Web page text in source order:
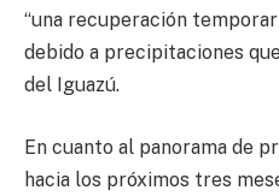
“una recuperación
debido a precipitaciones
del Iguazú.
En cuanto al panorama de
hacia los próximos tres